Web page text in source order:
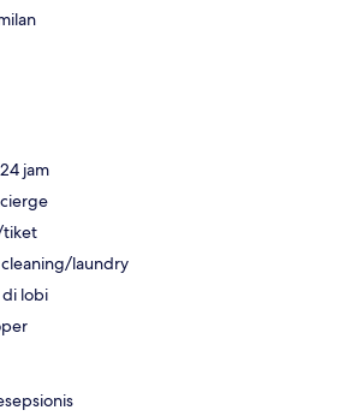
jam
tiket
cleaning/laundry
di lobi